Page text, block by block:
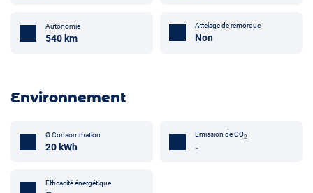
Autonomie
540 km
Attelage de remorque
Non
Environnement
Ø Consommation
20 kWh
Emission de CO2
-
Efficacité énergétique